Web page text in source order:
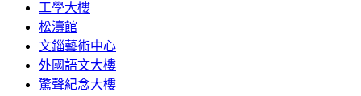
工學大樓
松濤館
文錙藝術中心
外國語文大樓
驚聲紀念大樓